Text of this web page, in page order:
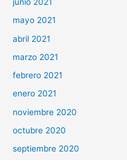
mayo 2021
abril 2021
marzo 2021
febrero 2021
enero 2021
noviembre 2020
octubre 2020
septiembre 2020